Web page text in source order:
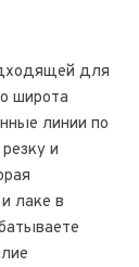
для
широта
линии по
и
лаке в